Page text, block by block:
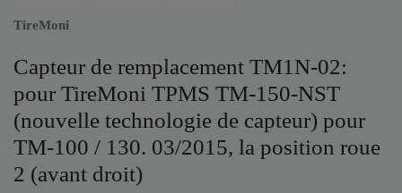
TireMoni
Capteur de remplacement TM1N-02:
pour TireMoni TPMS TM-150-NST
(nouvelle technologie de capteur) pour
TM-100 / 130. 03/2015, la position roue
2 (avant droit)